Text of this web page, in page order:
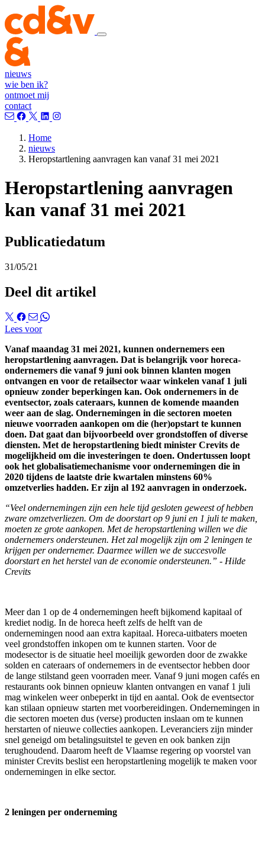
nieuws
wie ben ik?
ontmoet mij
contact
Home
nieuws
Heropstartlening aanvragen kan vanaf 31 mei 2021
Heropstartlening aanvragen
kan vanaf 31 mei 2021
Publicatiedatum
31/05/21
Deel dit artikel
Lees voor
Vanaf maandag 31 mei 2021, kunnen ondernemers een
heropstartlening aanvragen. Dat is belangrijk voor horeca-
ondernemers die vanaf 9 juni ook binnen klanten mogen
ontvangen en voor de retailsector waar winkelen vanaf 1 juli
opnieuw zonder beperkingen kan. Ook ondernemers in de
eventsector, zoals cateraars, kunnen de komende maanden
weer aan de slag. Ondernemingen in die sectoren moeten
nieuwe voorraden aankopen om die (her)opstart te kunnen
doen. Dat gaat dan bijvoorbeeld over grondstoffen of diverse
diensten. Met de heropstartlening biedt minister Crevits de
mogelijkheid om die investeringen te doen. Ondertussen loopt
ook het globalisatiemechanisme voor ondernemingen die in
2020 tijdens de laatste drie kwartalen minstens 60%
omzetverlies hadden. Er zijn al 192 aanvragen in onderzoek.
“Veel ondernemingen zijn een hele tijd gesloten geweest of hebben
zware omzetverliezen. Om de doorstart op 9 juni en 1 juli te maken,
moeten ze grote aankopen. Met de heropstartlening willen we die
ondernemers ondersteunen. Het zal mogelijk zijn om 2 leningen te
krijgen per ondernemer. Daarmee willen we de succesvolle
doorstart en het herstel van de economie ondersteunen.” - Hilde
Crevits
Meer dan 1 op de 4 ondernemingen heeft bijkomend kapitaal of
krediet nodig. In de horeca heeft zelfs de helft van de
ondernemingen nood aan extra kapitaal. Horeca-uitbaters moeten
veel grondstoffen inkopen om te kunnen starten. Voor de
modesector is de situatie heel moeilijk geworden door de zwakke
solden en cateraars of ondernemers in de eventsector hebben door
de lange stilstand geen voorraden meer. Vanaf 9 juni mogen cafés en
restaurants ook binnen opnieuw klanten ontvangen en vanaf 1 juli
mag winkelen weer onbeperkt in tijd en aantal. Ook de eventsector
kan stilaan opnieuw starten met voorbereidingen. Ondernemingen in
die sectoren moeten dus (verse) producten inslaan om te kunnen
herstarten of nieuwe collecties aankopen. Leveranciers zijn minder
snel geneigd om betalingsuitstel te geven en ook banken zijn
terughoudend. Daarom heeft de Vlaamse regering op voorstel van
minister Crevits beslist een heropstartlening mogelijk te maken voor
ondernemingen in elke sector.
2 leningen per onderneming